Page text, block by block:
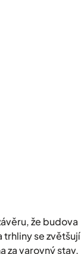
že budova
se zvětšují
za varovný stav,